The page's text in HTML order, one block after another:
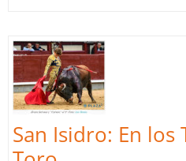
San Isidro: En los